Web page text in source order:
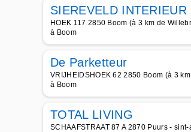
SIEREVELD INTERIEUR
HOEK 117 2850 Boom (à 3 km de
à Boom
De Parketteur
VRIJHEIDSHOEK 62 2850 Boom (à 3
à Boom
TOTAL LIVING
SCHAAFSTRAAT 87 A 2870 Puurs -